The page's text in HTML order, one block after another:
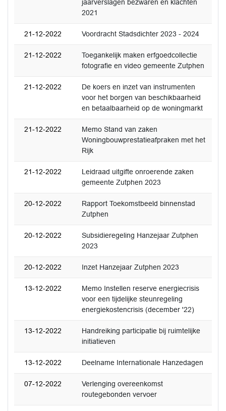
jaarverslagen bezwaren en klachten
2021
21-12-2022 Voordracht Stadsdichter 2023 - 2024
21-12-2022
Toegankelijk maken erfgoedcollectie
fotografie en video gemeente Zutphen
21-12-2022
De koers en inzet van instrumenten
voor het borgen van beschikbaarheid
en betaalbaarheid op de woningmarkt
21-12-2022
Memo Stand van zaken
Woningbouwprestatieafpraken met het
Rijk
21-12-2022
Leidraad uitgifte onroerende zaken
gemeente Zutphen 2023
20-12-2022
Rapport Toekomstbeeld binnenstad
Zutphen
20-12-2022
Subsidieregeling Hanzejaar Zutphen
2023
20-12-2022 Inzet Hanzejaar Zutphen 2023
13-12-2022
Memo Instellen reserve energiecrisis
voor een tijdelijke steunregeling
energiekostencrisis (december '22)
13-12-2022
Handreiking participatie bij ruimtelijke
initiatieven
13-12-2022 Deelname Internationale Hanzedagen
07-12-2022
Verlenging overeenkomst
routegebonden vervoer